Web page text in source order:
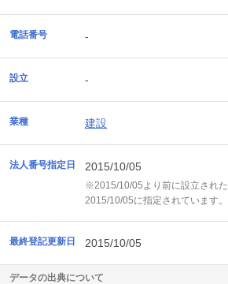
電話番号 -
設立 -
業種 建設
法人番号指定日 2015/10/05
※2015/10/05より前に設立され
2015/10/05に指定されています。
最終登記更新日 2015/10/05
データの出典について